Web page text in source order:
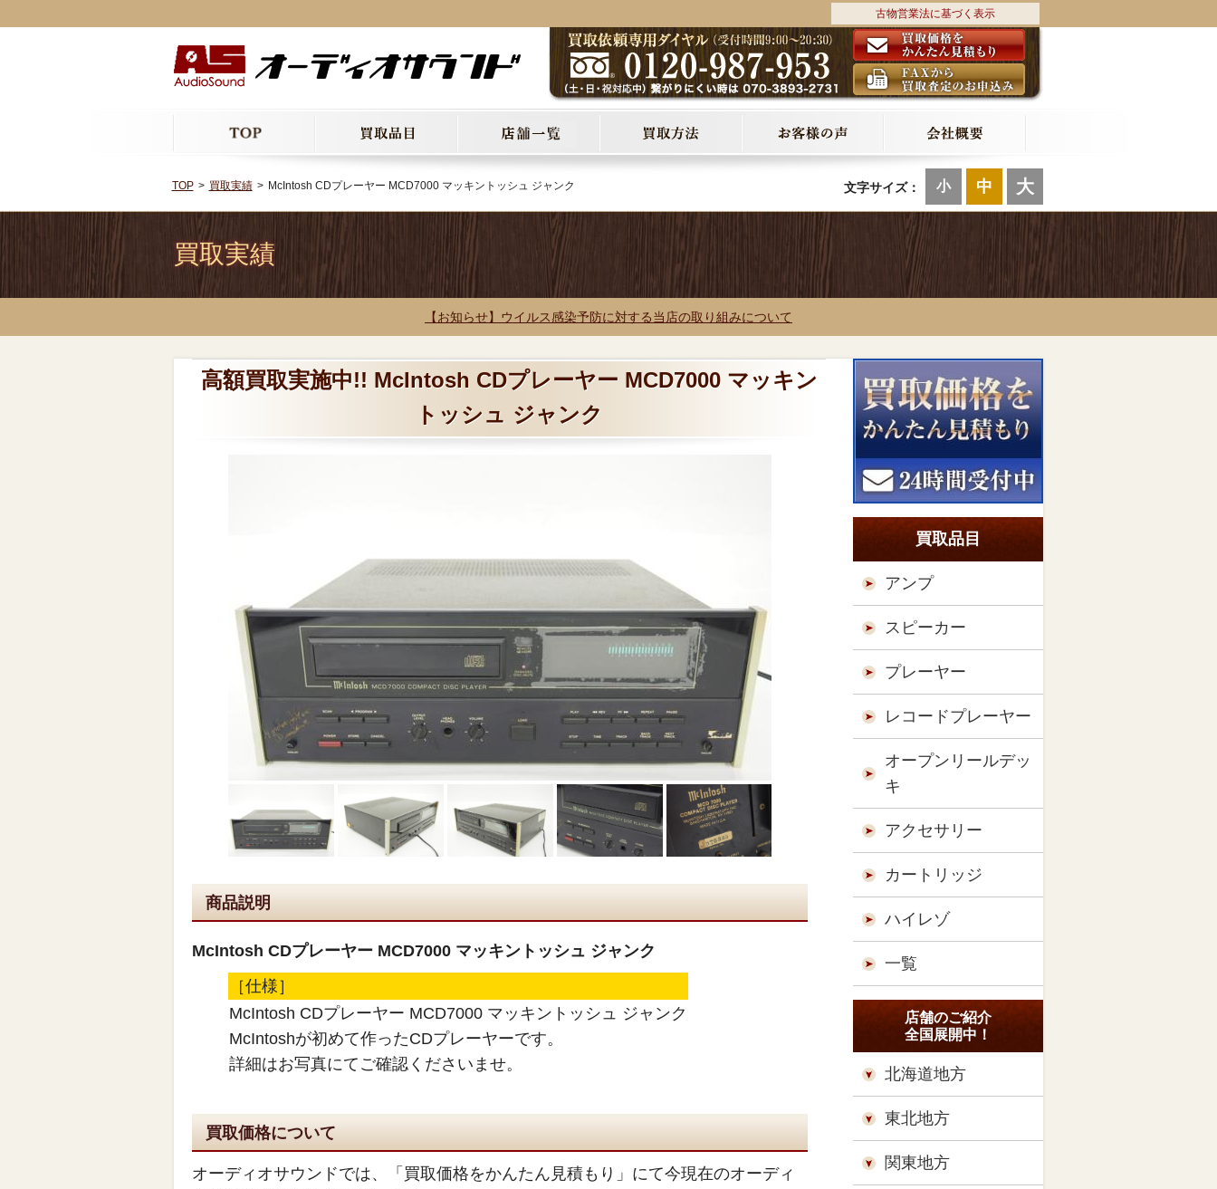
古物営業法に基づく表示
文字サイズ： 小 中 大
TOP 買取実績 McIntosh CDプレーヤー MCD7000 マッキントッシュ ジャンク
買取実績
【お知らせ】ウイルス感染予防に対する当店の取り組みについて
高額買取実施中!! McIntosh CDプレーヤー MCD7000 マッキン
トッシュ ジャンク
商品説明
McIntosh CDプレーヤー MCD7000 マッキントッシュ ジャンク
［仕様］
McIntosh CDプレーヤー MCD7000 マッキントッシュ ジャンク
McIntoshが初めて作ったCDプレーヤーです。
詳細はお写真にてご確認くださいませ。
買取価格について
オーディオサウンドでは、「買取価格をかんたん見積もり」にて今現在のオーディ
買取品目
アンプ
スピーカー
プレーヤー
レコードプレーヤー
オープンリールデッ
キ
アクセサリー
カートリッジ
ハイレゾ
一覧
店舗のご紹介
全国展開中！
北海道地方
東北地方
関東地方